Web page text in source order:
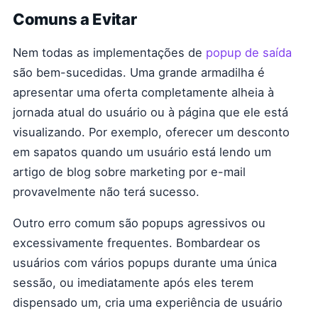
Comuns a Evitar
Nem todas as implementações de popup de saída
são bem-sucedidas. Uma grande armadilha é
apresentar uma oferta completamente alheia à
jornada atual do usuário ou à página que ele está
visualizando. Por exemplo, oferecer um desconto
em sapatos quando um usuário está lendo um
artigo de blog sobre marketing por e-mail
provavelmente não terá sucesso.
Outro erro comum são popups agressivos ou
excessivamente frequentes. Bombardear os
usuários com vários popups durante uma única
sessão, ou imediatamente após eles terem
dispensado um, cria uma experiência de usuário